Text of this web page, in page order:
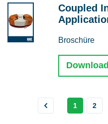
Coupled
Broschüre
Download
1 2